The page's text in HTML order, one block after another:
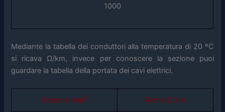
1000
Mediante la tabella dei conduttori alla temperatura di 20 ºC
si ricava Ω/km, invece per conoscere la sezione puoi
guardare la tabella della portata dei cavi elettrici.
Sezione mm2 Rame Ω/km